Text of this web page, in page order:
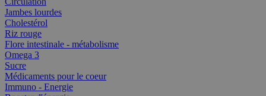
Jambes lourdes
Cholestérol
Riz rouge
Flore intestinale - métabolisme
Omega 3
Sucre
Médicaments pour le coeur
Immuno - Energie